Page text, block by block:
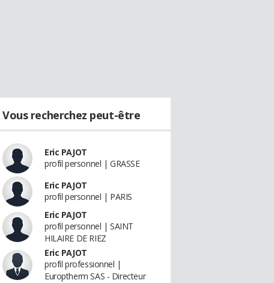
Vous recherchez peut-être
Eric PAJOT
profil personnel | GRASSE
Eric PAJOT
profil personnel | PARIS
Eric PAJOT
profil personnel | SAINT
HILAIRE DE RIEZ
Eric PAJOT
profil professionnel |
Europtherm SAS - Directeur